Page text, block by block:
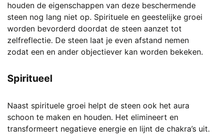
houden de eigenschappen van deze beschermende
steen nog lang niet op. Spirituele en geestelijke groei
worden bevorderd doordat de steen aanzet tot
zelfreflectie. De steen laat je even afstand nemen
zodat een en ander objectiever kan worden bekeken.
Spiritueel
Naast spirituele groei helpt de steen ook het aura
schoon te maken en houden. Het elimineert en
transformeert negatieve energie en lijnt de chakra’s uit.